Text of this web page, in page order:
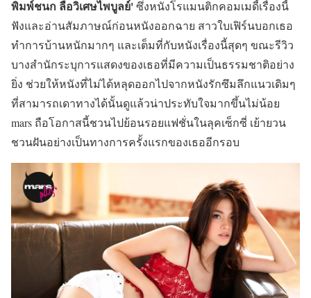
พิมพ์ชนก ลือวิเศษไพบูลย์'ซึ่งหนังโรแมนติกคอมเมดี้เรื่องนี้
ฟังและอ่านสัมภาษณ์ก่อนหนังออกฉาย สาวใบเฟิร์นบอกเธอ
ทำการบ้านหนักมากๆ และเต็มที่กับหนังเรื่องนี้สุดๆ ขณะรีวิว
บางสำนักระบุการแสดงของเธอที่มีความเป็นธรรมชาติอย่าง
ยิ่ง ช่วยให้หนังที่ไม่ได้หลุดออกไปจากหนังรักซึมลึกแนวเดิมๆ
ที่สามารถเดาทางได้นั้นดูแล้วน่าประทับใจมากขึ้นไม่น้อย
mars ถือโอกาสนี้ชวนไปย้อนรอยแฟชั่นในลุคเซ็กซี่ เย้ายวน
ชวนฝันอย่างเป็นทางการครั้งแรกของเธออีกรอบ